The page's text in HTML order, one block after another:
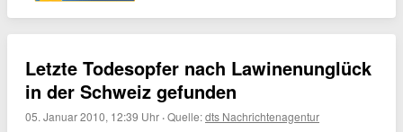
Letzte Todesopfer nach Lawinenunglück
in der Schweiz gefunden
05. Januar 2010, 12:39 Uhr ·Quelle:dts Nachrichtenagentur